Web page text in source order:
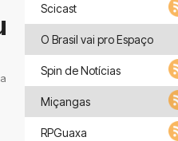
Scicast
O Brasil vai pro Espaço
Spin de Notícias
Miçangas
RPGuaxa